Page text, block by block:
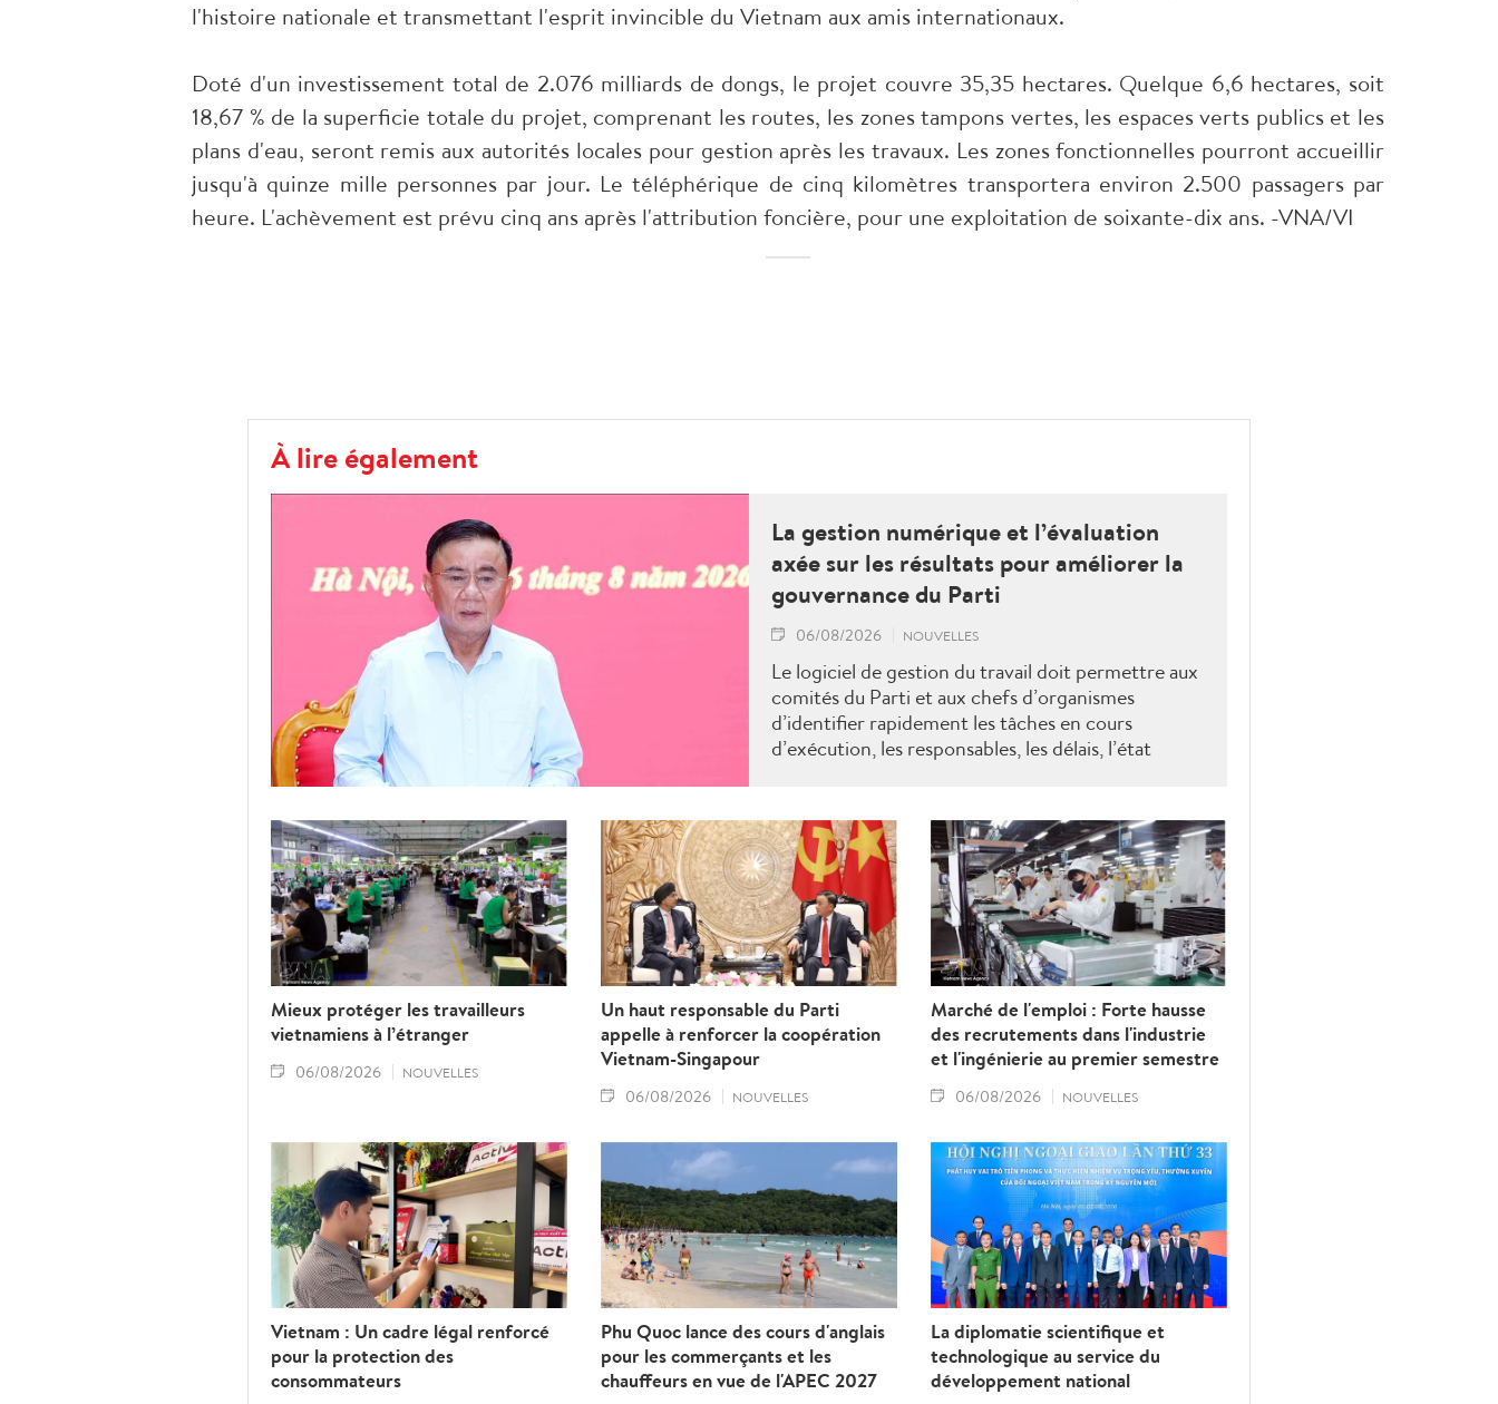
l'histoire nationale et transmettant l'esprit invincible du Vietnam aux amis internationaux.
Doté d'un investissement total de 2.076 milliards de dongs, le projet couvre 35,35 hectares. Quelque 6,6 hectares, soit
18,67 % de la superficie totale du projet, comprenant les routes, les zones tampons vertes, les espaces verts publics et les
plans d'eau, seront remis aux autorités locales pour gestion après les travaux. Les zones fonctionnelles pourront accueillir
jusqu'à quinze mille personnes par jour. Le téléphérique de cinq kilomètres transportera environ 2.500 passagers par
heure. L'achèvement est prévu cinq ans après l'attribution foncière, pour une exploitation de soixante-dix ans. -VNA/VI
À lire également
La gestion numérique et l’évaluation
axée sur les résultats pour améliorer la
gouvernance du Parti
06/08/2026 NOUVELLES
Le logiciel de gestion du travail doit permettre aux
comités du Parti et aux chefs d’organismes
d’identifier rapidement les tâches en cours
d’exécution, les responsables, les délais, l’état
ces retards, les personnes devant en répondre,
ainsi que les décisions à prendre pour lever les
blocages.
Mieux protéger les travailleurs
vietnamiens à l’étranger
06/08/2026 NOUVELLES
Un haut responsable du Parti
appelle à renforcer la coopération
Vietnam-Singapour
06/08/2026 NOUVELLES
Marché de l'emploi : Forte hausse
des recrutements dans l'industrie
et l'ingénierie au premier semestre
06/08/2026 NOUVELLES
Vietnam : Un cadre légal renforcé
pour la protection des
consommateurs
Phu Quoc lance des cours d'anglais
pour les commerçants et les
chauffeurs en vue de l'APEC 2027
La diplomatie scientifique et
technologique au service du
développement national